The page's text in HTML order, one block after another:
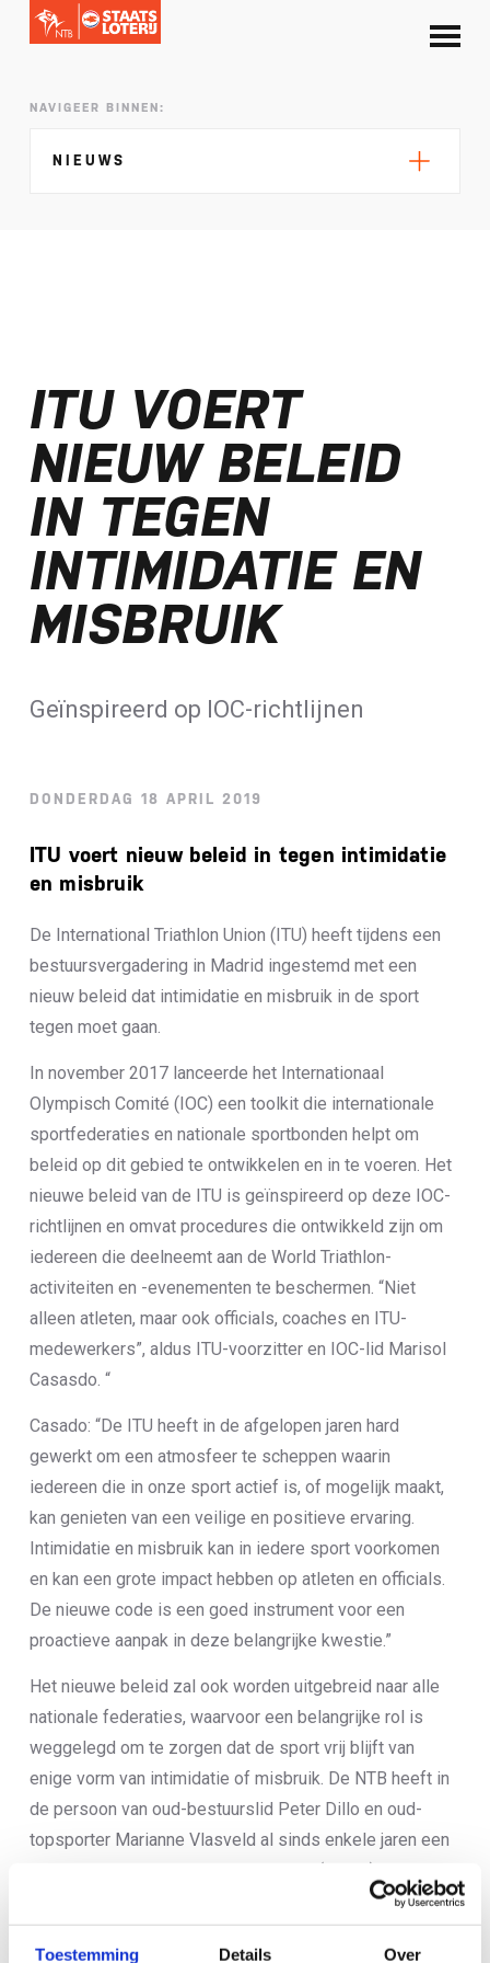
Toestemming Details Over
NAVIGEER BINNEN:
NIEUWS
Selectie EK lange afstand Almere bekend
Kalenders T50 en T100 World Championship
Tour 2027 bekend
NTB ontvangt bijdrage van Nederlandse
Loterij​
ALLE NIEUWSBERICHTEN
ITU VOERT
NIEUW BELEID
IN TEGEN
INTIMIDATIE EN
MISBRUIK
Geïnspireerd op IOC-richtlijnen
DONDERDAG 18 APRIL 2019
ITU voert nieuw beleid in tegen intimidatie
en misbruik
De International Triathlon Union (ITU) heeft tijdens een
bestuursvergadering in Madrid ingestemd met een
nieuw beleid dat intimidatie en misbruik in de sport
tegen moet gaan.
In november 2017 lanceerde het Internationaal
Olympisch Comité (IOC) een toolkit die internationale
sportfederaties en nationale sportbonden helpt om
beleid op dit gebied te ontwikkelen en in te voeren. Het
nieuwe beleid van de ITU is geïnspireerd op deze IOC-
richtlijnen en omvat procedures die ontwikkeld zijn om
iedereen die deelneemt aan de World Triathlon-
activiteiten en -evenementen te beschermen. “Niet
alleen atleten, maar ook officials, coaches en ITU-
medewerkers”, aldus ITU-voorzitter en IOC-lid Marisol
Casasdo. “
Casado: “De ITU heeft in de afgelopen jaren hard
gewerkt om een atmosfeer te scheppen waarin
iedereen die in onze sport actief is, of mogelijk maakt,
kan genieten van een veilige en positieve ervaring.
Intimidatie en misbruik kan in iedere sport voorkomen
en kan een grote impact hebben op atleten en officials.
De nieuwe code is een goed instrument voor een
proactieve aanpak in deze belangrijke kwestie.”
Het nieuwe beleid zal ook worden uitgebreid naar alle
nationale federaties, waarvoor een belangrijke rol is
weggelegd om te zorgen dat de sport vrij blijft van
enige vorm van intimidatie of misbruik. De NTB heeft in
de persoon van oud-bestuurslid Peter Dillo en oud-
topsporter Marianne Vlasveld al sinds enkele jaren een
tweetal vertrouwenscontactpersonen (VCP’s) en
adviseert verenigingen eveneens een VCP aan te
stellen. De vertrouwenscontactpersoon is binnen de